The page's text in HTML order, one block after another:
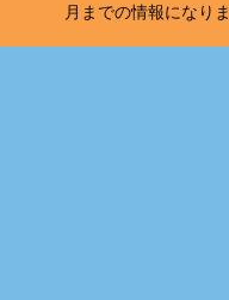
月までの情報になり